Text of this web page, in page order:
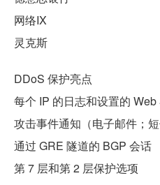
网络IX
灵克斯
DDoS 保护亮点
每个 IP 的日志和设置的 Web
攻击事件通知（电子邮件；短
通过 GRE 隧道的 BGP 会话
第 7 层和第 2 层保护选项